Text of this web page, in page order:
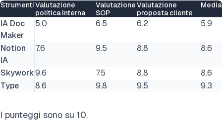
StrumentiValutazione
politica interna
Valutazione
SOP
Valutazione
proposta cliente
Media
IA Doc
Maker
5.0 6.5 6.2 5.9
Notion
IA
7.6 9.5 8.8 8.6
Skywork9.6 7.5 8.8
8.6
Type
8.6 9.8 9.5 9.3
I punteggi sono su 10.